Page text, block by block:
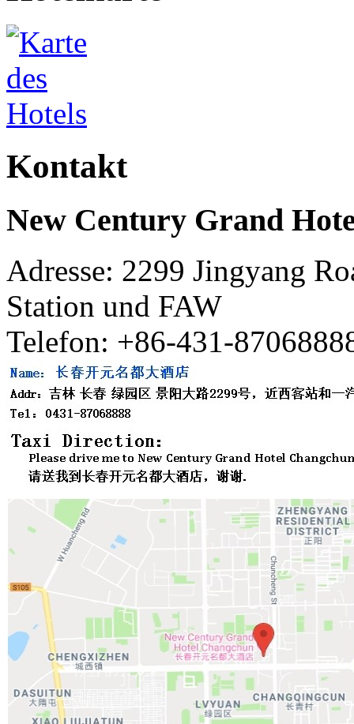
Kontakt
New Century Grand
Adresse: 2299 Jingyang
Station und FAW
Telefon: +86-431-